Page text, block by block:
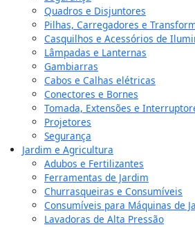
Quadros e Disjuntores
Pilhas, Carregadores e
Casquilhos e Acessórios de
Lâmpadas e Lanternas
Gambiarras
Cabos e Calhas elétricas
Conectores e Bornes
Tomada, Extensões e
Projetores
Segurança
Jardim e Agricultura
Adubos e Fertilizantes
Ferramentas de Jardim
Churrasqueiras e Consumíveis
Consumíveis para Máquinas de
Lavadoras de Alta Pressão